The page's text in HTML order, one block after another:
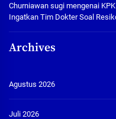
Churniawan sugi mengenai
Ingatkan Tim Dokter Soal
Archives
Agustus 2026
Juli 2026